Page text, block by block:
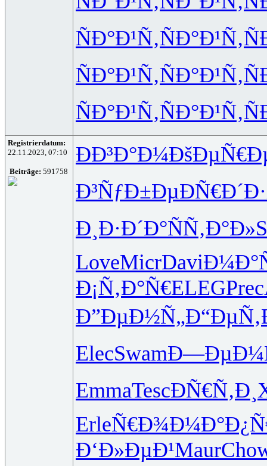
ÑÐ°Ð¹Ñ‚ÑÐ°Ð¹Ñ‚
ÑÐ°Ð¹Ñ‚ÑÐ°Ð¹Ñ‚
ÑÐ°Ð¹Ñ‚ÑÐ°Ð¹Ñ‚
Registrierdatum:
22.11.2023, 07:10
Beiträge: 591758
ÐÐ³Ð°Ð¼
Ð³ÑƒÐ±ÐµÐÑ€Ð´Ð·
Ð¸Ð·Ð´Ð°ÑÑ‚Ð°Ð»
LoveMicrDavi
Ð¡Ñ‚Ð°Ñ€ELEGPrec
Ð”ÐµÐ½Ñ„
ElecSwam
EmmaTescÐÑ€Ñ‚Ð¸
ErleÑ€Ð¾Ð¼Ð°
Ð‘Ð»ÐµÐ¹Maur